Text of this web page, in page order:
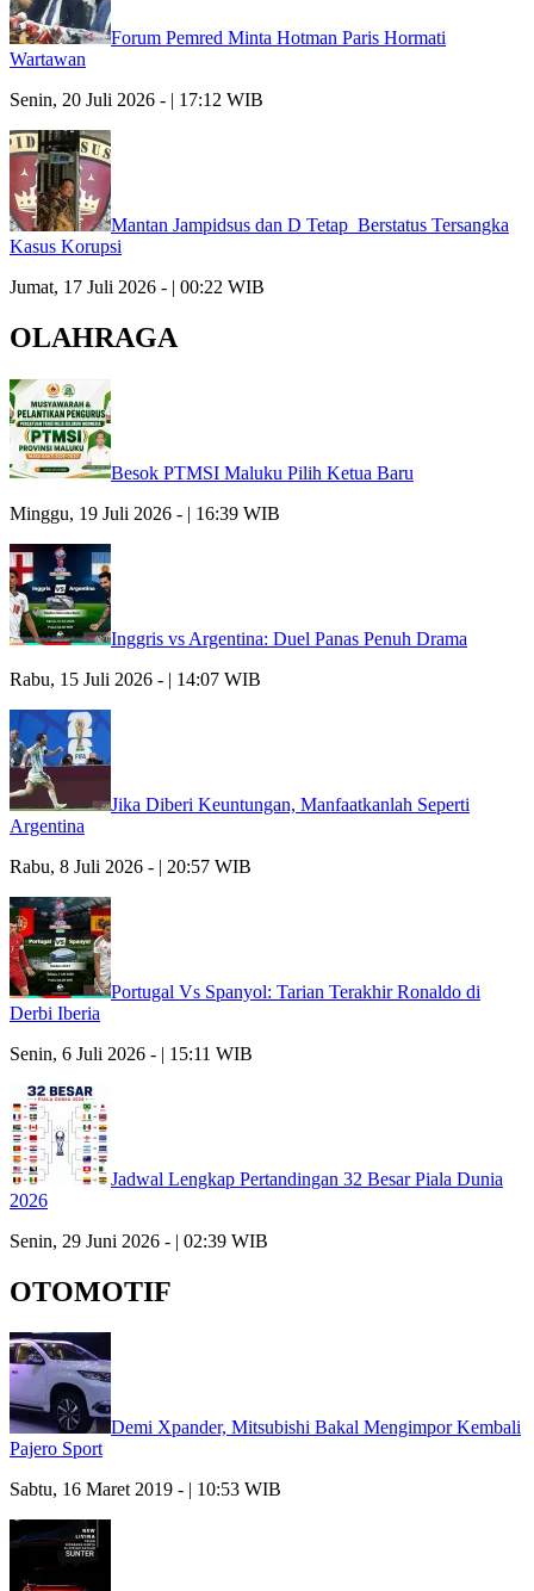
Forum Pemred Minta Hotman Paris Hormati
Wartawan
Senin, 20 Juli 2026 - | 17:12 WIB
Mantan Jampidsus dan D Tetap Berstatus Tersangka
Kasus Korupsi
Jumat, 17 Juli 2026 - | 00:22 WIB
OLAHRAGA
Besok PTMSI Maluku Pilih Ketua Baru
Minggu, 19 Juli 2026 - | 16:39 WIB
Inggris vs Argentina: Duel Panas Penuh Drama
Rabu, 15 Juli 2026 - | 14:07 WIB
Jika Diberi Keuntungan, Manfaatkanlah Seperti
Argentina
Rabu, 8 Juli 2026 - | 20:57 WIB
Portugal Vs Spanyol: Tarian Terakhir Ronaldo di
Derbi Iberia
Senin, 6 Juli 2026 - | 15:11 WIB
Jadwal Lengkap Pertandingan 32 Besar Piala Dunia
2026
Senin, 29 Juni 2026 - | 02:39 WIB
OTOMOTIF
Demi Xpander, Mitsubishi Bakal Mengimpor Kembali
Pajero Sport
Sabtu, 16 Maret 2019 - | 10:53 WIB